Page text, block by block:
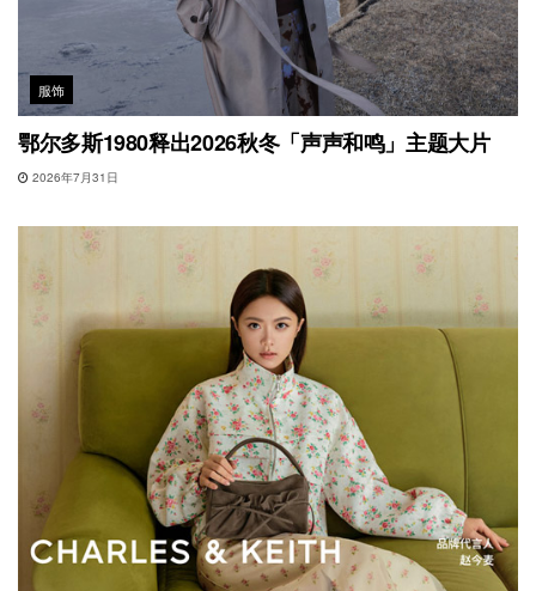
服饰
鄂尔多斯1980释出2026秋冬「声声和鸣」主题大片
2026年7月31日